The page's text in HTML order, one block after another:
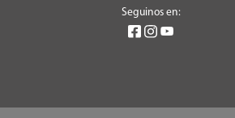
Seguinos en: